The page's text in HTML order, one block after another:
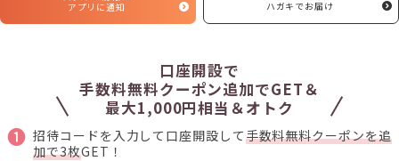
アプリに通知
ハガキでお届け
口座開設で
手数料無料クーポン追加でGET＆
最大1,000円相当＆オトク
❶ 招待コードを入力して口座開設して手数料無料クーポンを追
加で3枚GET！